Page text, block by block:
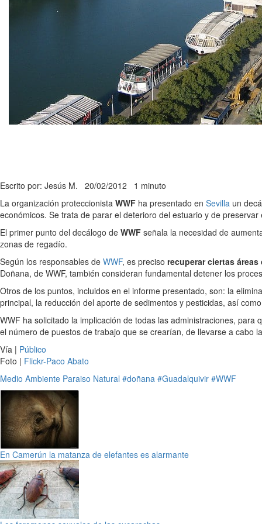
Escrito por: Jesús M. 20/02/2012 1 minuto
La organización proteccionista WWF ha presentado en Sevilla un
económicos. Se trata de parar el deterioro del estuario y de preservar
El primer punto del decálogo de WWF señala la necesidad de
zonas de regadío.
Según los responsables de WWF, es preciso recuperar ciertas
Doñana, de WWF, también consideran fundamental detener los
Otros de los puntos, incluidos en el informe presentado, son: la
principal, la reducción del aporte de sedimentos y pesticidas, así
WWF ha solicitado la implicación de todas las administraciones,
el número de puestos de trabajo que se crearían, de llevarse a cabo
Vía | Público
Foto | Flickr-Paco Abato
Medio Ambiente Paraiso Natural #doñana #Guadalquivir #WWF
En Camerún la matanza de elefantes es alarmante